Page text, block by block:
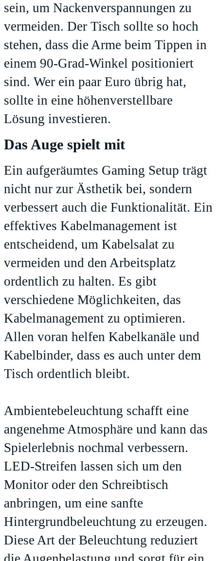
sein, um Nackenverspannungen zu
vermeiden. Der Tisch sollte so hoch
stehen, dass die Arme beim Tippen in
einem 90-Grad-Winkel positioniert
sind. Wer ein paar Euro übrig hat,
sollte in eine höhenverstellbare
Lösung investieren.
Das Auge spielt mit
Ein aufgeräumtes Gaming Setup trägt
nicht nur zur Ästhetik bei, sondern
verbessert auch die Funktionalität. Ein
effektives Kabelmanagement ist
entscheidend, um Kabelsalat zu
vermeiden und den Arbeitsplatz
ordentlich zu halten. Es gibt
verschiedene Möglichkeiten, das
Kabelmanagement zu optimieren.
Allen voran helfen Kabelkanäle und
Kabelbinder, dass es auch unter dem
Tisch ordentlich bleibt.
Ambientebeleuchtung schafft eine
angenehme Atmosphäre und kann das
Spielerlebnis nochmal verbessern.
LED-Streifen lassen sich um den
Monitor oder den Schreibtisch
anbringen, um eine sanfte
Hintergrundbeleuchtung zu erzeugen.
Diese Art der Beleuchtung reduziert